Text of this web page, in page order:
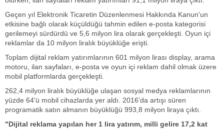
Geçen yıl Elektronik Ticaretin Düzenlenmesi Hakkında Kanun'un
etkisine bağlı olarak küçüldüğü tahmin edilen e-posta kategorisi
gerilemeyi sürdürdü ve 5,6 milyon lira olarak gerçekleşti. Oyun içi
reklamlar da 10 milyon liralık büyüklüğe erişti.
Toplam dijital reklam yatırımlarının 601 milyon lirası display, arama
motoru, ilan sayfaları, e-posta ve oyun içi reklam dahil olmak üzere
mobil platformlarda gerçekleşti.
262,4 milyon liralık büyüklüğe ulaşan sosyal medya reklamlarının
yüzde 64'ü mobil cihazlarda yer aldı. 2016'da artışı süren
programatik satın almanın büyüklüğü 993,8 milyon liraya çıktı.
"Dijital reklama yapılan her 1 lira yatırım, milli gelire 17,2 kat